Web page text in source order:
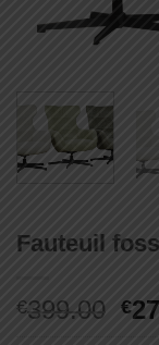
Fauteuil
€399.00 €